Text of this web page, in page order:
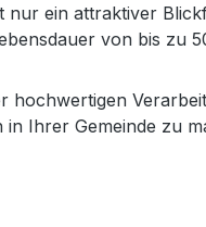
nur ein attraktiver
von bis zu
hochwertigen
Ihrer Gemeinde zu